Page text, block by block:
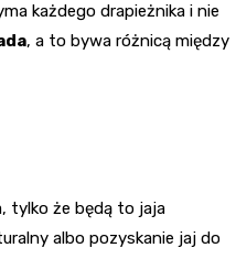
każdego drapieżnika i nie
, a to bywa różnicą między
tylko że będą to jaja
albo pozyskanie jaj do